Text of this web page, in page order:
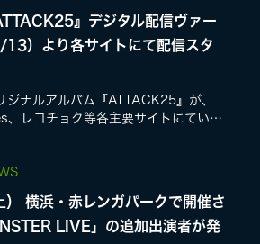
SITE
』デジタル配信ヴァー
13）より各サイトにて配信スタ
ジナルアルバム『ATTACK25』が、
レコチョク等各主要サイトにていよ
横浜・赤レンガパークで開催さ
LIVE」の追加出演者が発